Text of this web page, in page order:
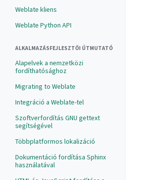
Weblate kliens
Weblate Python API
ALKALMAZÁSFEJLESZTŐI ÚTMUTATÓ
Alapelvek a nemzetközi
fordíthatósághoz
Migrating to Weblate
Integráció a Weblate-tel
Szoftverfordítás GNU gettext
segítségével
Többplatformos lokalizáció
Dokumentáció fordítása Sphinx
használatával